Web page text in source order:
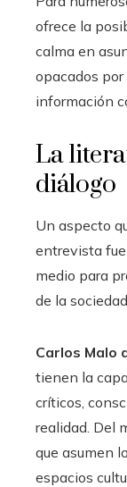
ofrece la
calma en
opacados
información
La
diálogo
Un aspecto
entrevista
medio para
de la sociedad.
Carlos Malo
tienen la
críticos,
realidad. Del
que asumen
espacios